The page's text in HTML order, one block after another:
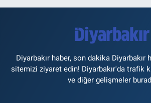
Diyarbakır haber, son dakika Diyarbakır
sitemizi ziyaret edin! Diyarbakır'da trafik
ve diğer gelişmeler